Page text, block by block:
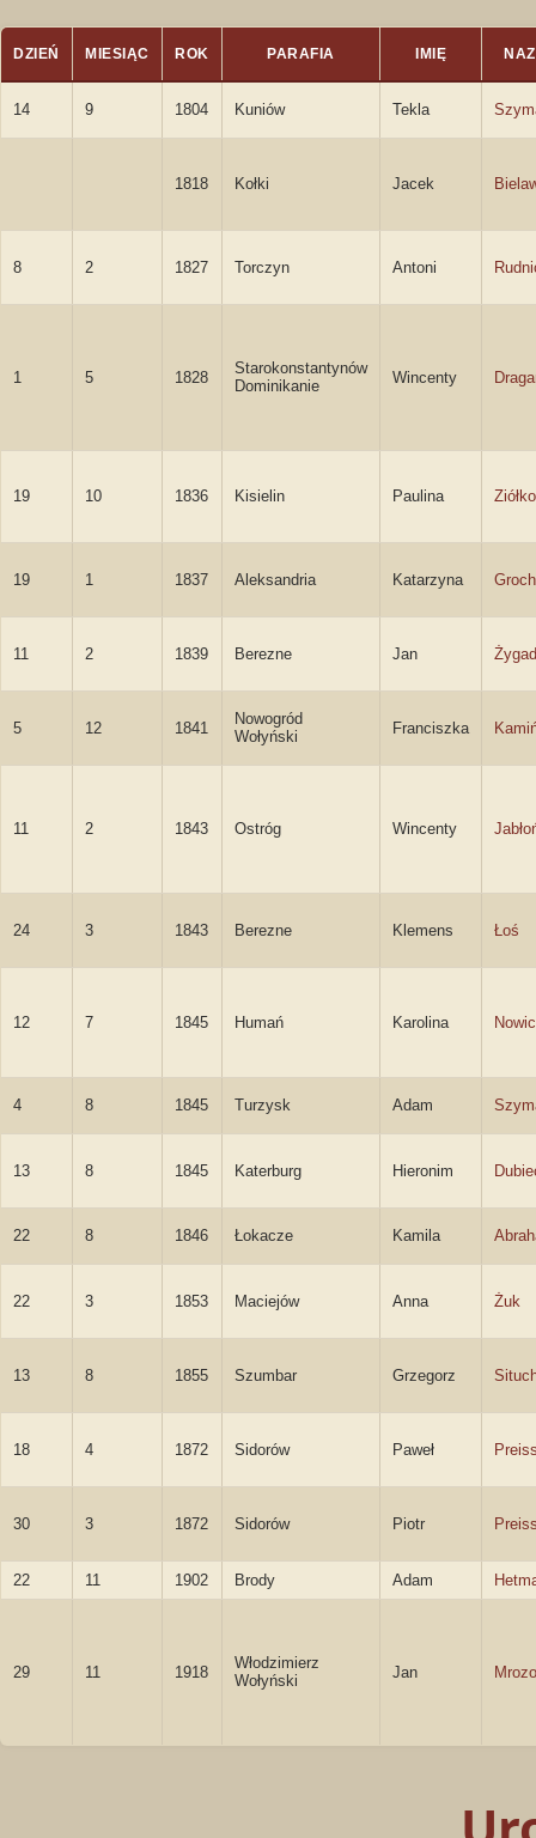
DZIEŃ MIESIĄC ROK PARAFIA IMIĘ
14 9 1804 Kuniów Tekla
1818 Kołki Jacek
8 2 1827 Torczyn Antoni
1 5 1828
Starokonstantynów
Dominikanie
Wincenty
19 10 1836 Kisielin Paulina
19 1 1837 Aleksandria Katarzyna
11 2 1839 Berezne Jan
5 12 1841
Nowogród
Wołyński
Franciszka
11 2 1843 Ostróg Wincenty
24 3 1843 Berezne Klemens Łoś
12 7 1845 Humań Karolina
4 8 1845 Turzysk Adam
13 8 1845 Katerburg Hieronim
22 8 1846 Łokacze Kamila
22 3 1853 Maciejów Anna Żuk
13 8 1855 Szumbar Grzegorz
18 4 1872 Sidorów Paweł
30 3 1872 Sidorów Piotr
22 11 1902 Brody Adam
29 11 1918
Włodzimierz
Wołyński
Jan